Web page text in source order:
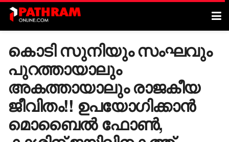
കൊടി സുനിയും സംഘവും
പുറത്തായാലും
അകത്തായാലും രാജകീയ
ജീവിതം!! ഉപയോ​ഗിക്കാൻ
മൊബൈൽ ഫോൺ,